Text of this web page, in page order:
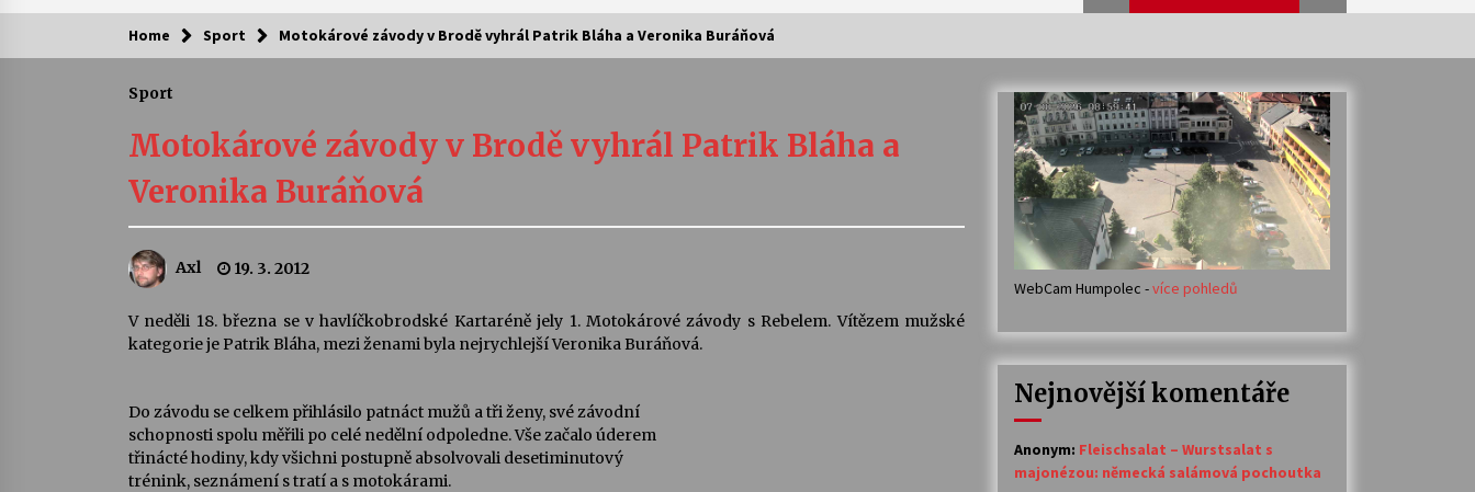
Kam za kulturou?
Camerata a Sukuba Ensemble
4. 8. 2026
Stávám se kapkou
30. 7. 2026
Veselí muzikanti
30. 7. 2026
Quijotova šedesátka: 28. 7.–1. 8.
28. 7. 2026
Kolchoz a Jenakaši
Votavžatský ploty
23. 7. 2026
Letní koncerty ve Stromovce: Rufus
Miller
Vysočinka
17. 7. 2026 14. 7. 2026
Za kulturou kousek za Humpolec. V
Želivě ožije odkaz Josefa Čapka
13. 7. 2026
30. 6. 2026
Home Sport Motokárové závody v Brodě vyhrál Patrik Bláha a Veronika Buráňová
Sport
Motokárové závody v Brodě vyhrál Patrik Bláha a
Veronika Buráňová
Axl 19. 3. 2012
V neděli 18. března se v havlíčkobrodské Kartaréně jely 1. Motokárové závody s Rebelem. Vítězem mužské
kategorie je Patrik Bláha, mezi ženami byla nejrychlejší Veronika Buráňová.
Do závodu se celkem přihlásilo patnáct mužů a tři ženy, své závodní
schopnosti spolu měřili po celé nedělní odpoledne. Vše začalo úderem
třinácté hodiny, kdy všichni postupně absolvovali desetiminutový
trénink, seznámení s tratí a s motokárami.
WebCam Humpolec -více pohledů
Nejnovější komentáře
Anonym: Fleischsalat – Wurstsalat s
majonézou: německá salámová pochoutka